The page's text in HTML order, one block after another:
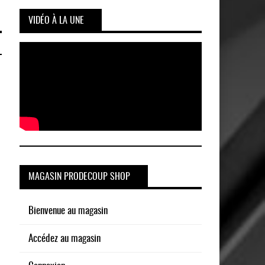
VIDÉO À LA UNE
MAGASIN PRODECOUP SHOP
Bienvenue au magasin
Accédez au magasin